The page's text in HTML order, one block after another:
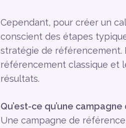
Cependant, pour créer un
conscient des étapes
stratégie de référencement.
référencement classique et
résultats.
Qu’est-ce qu’une
Une campagne de